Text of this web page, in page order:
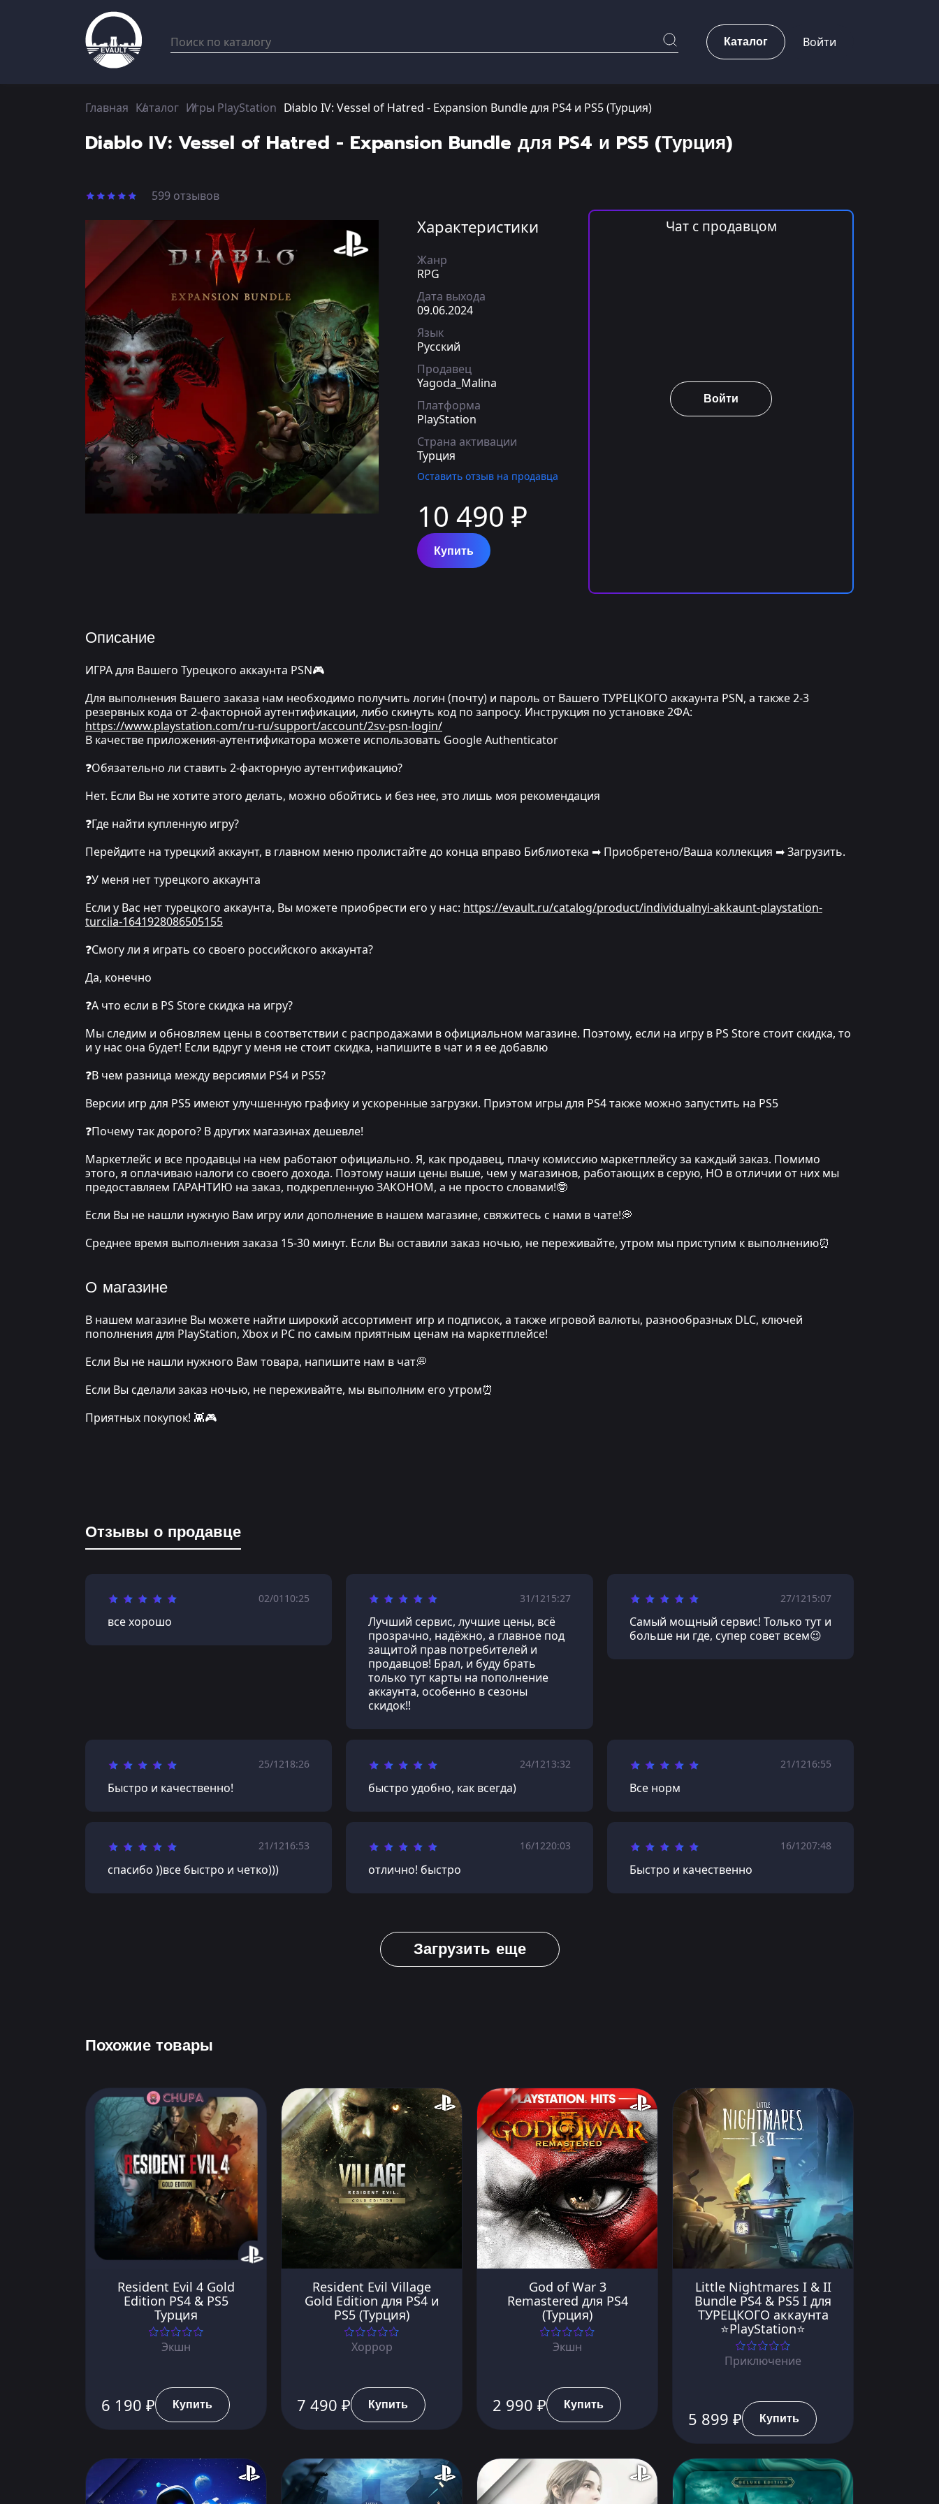
Каталог Войти
Главная Каталог Игры PlayStation Diablo IV: Vessel of Hatred - Expansion Bundle для PS4 и PS5 (Турция)
Diablo IV: Vessel of Hatred - Expansion Bundle для PS4 и PS5 (Турция)
599 отзывов
Характеристики
Жанр
RPG
Дата выхода
09.06.2024
Язык
Русский
Продавец
Yagoda_Malina
Платформа
PlayStation
Страна активации
Турция
Оставить отзыв на продавца
10 490 ₽
Купить
Чат с продавцом
Войти
Описание
ИГРА для Вашего Турецкого аккаунта PSN🎮
Для выполнения Вашего заказа нам необходимо получить логин (почту) и пароль от Вашего ТУРЕЦКОГО аккаунта PSN, а также 2-3
резервных кода от 2-факторной аутентификации, либо скинуть код по запросу. Инструкция по установке 2ФА:
https://www.playstation.com/ru-ru/support/account/2sv-psn-login/
В качестве приложения-аутентификатора можете использовать Google Authenticator
❓Обязательно ли ставить 2-факторную аутентификацию?
Нет. Если Вы не хотите этого делать, можно обойтись и без нее, это лишь моя рекомендация
❓Где найти купленную игру?
Перейдите на турецкий аккаунт, в главном меню пролистайте до конца вправо Библиотека ➡ Приобретено/Ваша коллекция ➡ Загрузить.
❓У меня нет турецкого аккаунта
Если у Вас нет турецкого аккаунта, Вы можете приобрести его у нас: https://evault.ru/catalog/product/individualnyi-akkaunt-playstation-
turciia-1641928086505155
❓Смогу ли я играть со своего российского аккаунта?
Да, конечно
❓А что если в PS Store скидка на игру?
Мы следим и обновляем цены в соответствии с распродажами в официальном магазине. Поэтому, если на игру в PS Store стоит скидка, то
и у нас она будет! Если вдруг у меня не стоит скидка, напишите в чат и я ее добавлю
❓В чем разница между версиями PS4 и PS5?
Версии игр для PS5 имеют улучшенную графику и ускоренные загрузки. Приэтом игры для PS4 также можно запустить на PS5
❓Почему так дорого? В других магазинах дешевле!
Маркетлейс и все продавцы на нем работают официально. Я, как продавец, плачу комиссию маркетплейсу за каждый заказ. Помимо
этого, я оплачиваю налоги со своего дохода. Поэтому наши цены выше, чем у магазинов, работающих в серую, НО в отличии от них мы
предоставляем ГАРАНТИЮ на заказ, подкрепленную ЗАКОНОМ, а не просто словами!🤓
Если Вы не нашли нужную Вам игру или дополнение в нашем магазине, свяжитесь с нами в чате!💭
Среднее время выполнения заказа 15-30 минут. Если Вы оставили заказ ночью, не переживайте, утром мы приступим к выполнению⏰
О магазине
В нашем магазине Вы можете найти широкий ассортимент игр и подписок, а также игровой валюты, разнообразных DLC, ключей
пополнения для PlayStation, Xbox и PC по самым приятным ценам на маркетплейсе!
Если Вы не нашли нужного Вам товара, напишите нам в чат💭
Если Вы сделали заказ ночью, не переживайте, мы выполним его утром⏰
Приятных покупок! 👾🎮
Отзывы о продавце
02/01 10:25
все хорошо
31/1215:27
Лучший сервис, лучшие цены, всё
прозрачно, надёжно, а главное под
защитой прав потребителей и
продавцов! Брал, и буду брать
только тут карты на пополнение
аккаунта, особенно в сезоны
скидок!!
27/1215:07
Самый мощный сервис! Только тут и
больше ни где, супер совет всем😉
25/1218:26
Быстро и качественно!
24/1213:32
быстро удобно, как всегда)
21/1216:55
Все норм
21/1216:53
спасибо ))все быстро и четко)))
16/1220:03
отлично! быстро
16/1207:48
Быстро и качественно
Загрузить еще
Похожие товары
Resident Evil 4 Gold
Edition PS4 & PS5
Турция
Экшн
6 190 ₽ Купить
Resident Evil Village
Gold Edition для PS4 и
PS5 (Турция)
Хоррор
7 490 ₽ Купить
God of War 3
Remastered для PS4
(Турция)
Экшн
2 990 ₽ Купить
Little Nightmares I & II
Bundle PS4 & PS5 I для
ТУРЕЦКОГО аккаунта
⭐PlayStation⭐
Приключение
5 899 ₽ Купить